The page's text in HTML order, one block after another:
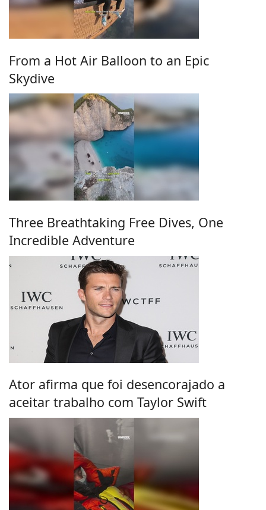
From a Hot Air Balloon to an Epic
Skydive
Three Breathtaking Free Dives, One
Incredible Adventure
Ator afirma que foi desencorajado a
aceitar trabalho com Taylor Swift